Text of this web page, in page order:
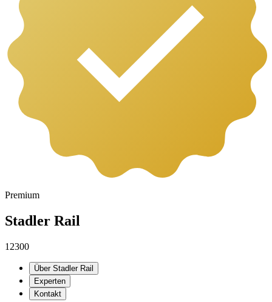
Premium
Stadler Rail
12300
Über Stadler Rail
Experten
Kontakt